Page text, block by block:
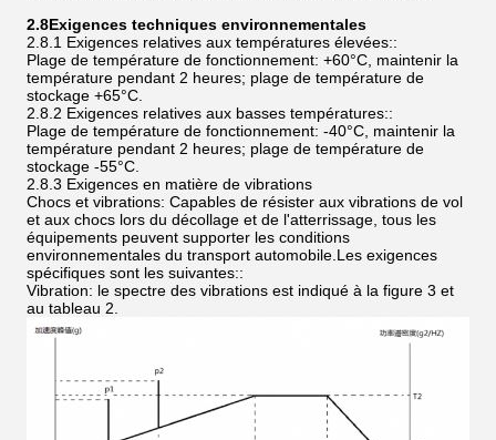
2.8Exigences techniques environnementales
2.8.1 Exigences relatives aux températures élevées::
Plage de température de fonctionnement: +60°C, maintenir la
température pendant 2 heures; plage de température de
stockage +65°C.
2.8.2 Exigences relatives aux basses températures::
Plage de température de fonctionnement: -40°C, maintenir la
température pendant 2 heures; plage de température de
stockage -55°C.
2.8.3 Exigences en matière de vibrations
Chocs et vibrations: Capables de résister aux vibrations de vol
et aux chocs lors du décollage et de l'atterrissage, tous les
équipements peuvent supporter les conditions
environnementales du transport automobile.Les exigences
spécifiques sont les suivantes::
Vibration: le spectre des vibrations est indiqué à la figure 3 et
au tableau 2.